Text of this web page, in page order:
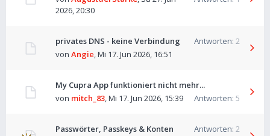
2026, 20:30
privates DNS - keine Verbindung Antworten: 2
von Angie,Mi 17. Jun 2026, 16:51
My Cupra App funktioniert nicht mehr...
Antworten: 5
von mitch_83,Mi 17. Jun 2026, 15:39
Passwörter, Passkeys & Konten Antworten: 2